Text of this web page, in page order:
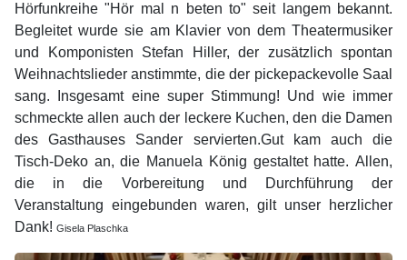
Hörfunkreihe "Hör mal n beten to" seit langem bekannt.
Begleitet wurde sie am Klavier von dem Theatermusiker
und Komponisten Stefan Hiller, der zusätzlich spontan
Weihnachtslieder anstimmte, die der pickepackevolle Saal
sang. Insgesamt eine super Stimmung! Und wie immer
schmeckte allen auch der leckere Kuchen, den die Damen
des Gasthauses Sander servierten.Gut kam auch die
Tisch-Deko an, die Manuela König gestaltet hatte. Allen,
die in die Vorbereitung und Durchführung der
Veranstaltung eingebunden waren, gilt unser herzlicher
Dank! Gisela Plaschka